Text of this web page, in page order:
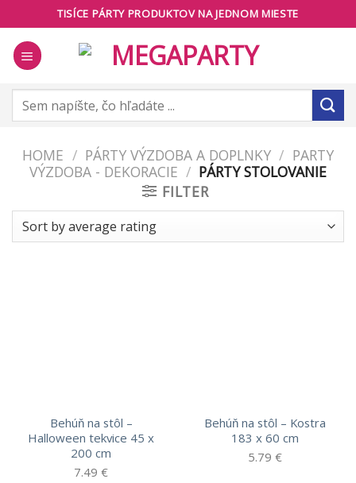
to
content
TISÍCE PÁRTY PRODUKTOV NA JEDNOM MIESTE
Search
HOME / PÁRTY VÝZDOBA A DOPLNKY / PARTY
VÝZDOBA - DEKORACIE / PÁRTY STOLOVANIE
FILTER
Behúň na stôl –
Halloween tekvice 45 x
200 cm
7.49 €
Behúň na stôl – Kostra
183 x 60 cm
5.79 €